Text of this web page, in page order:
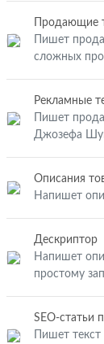
Продающие
Пишет
сложных
Рекламные
Пишет
Джозефа
Описания
Напишет
Дескриптор
Напишет
простому
SEO-статьи
Пишет